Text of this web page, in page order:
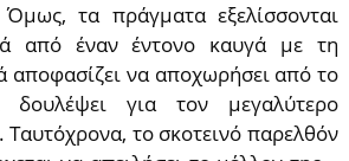
τα πράγματα εξελίσσονται
από έναν έντονο καυγά με τη
αποφασίζει να αποχωρήσει από το
για τον μεγαλύτερο
Ταυτόχρονα, το σκοτεινό παρελθόν